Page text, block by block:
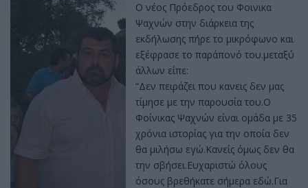
Ο νέος Πρόεδρος του Φοινικα
Ψαχνών στην διάρκεια της
εκδήλωσης πήρε το μικρόφωνο και
εξέφρασε το παράπονό του.μεταξύ
άλλων είπε:
“Δεν πειράζει που κανεις δεν μας
τίμησε με την παρουσία του.Ο
Φοίνικας Ψαχνών είναι ομάδα με 35
χρόνια ιστορίας για την οποία δεν
θα μιλήσω εγώ.Κανείς όμως δεν θα
την σβήσει.Ευχαριστώ όλους
όσους βρεθήκατε σήμερα εδώ.Για